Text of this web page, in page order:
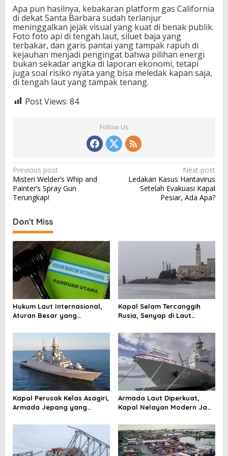
Apa pun hasilnya, kebakaran platform gas California
di dekat Santa Barbara sudah terlanjur
meninggalkan jejak visual yang kuat di benak publik.
Foto foto api di tengah laut, siluet baja yang
terbakar, dan garis pantai yang tampak rapuh di
kejauhan menjadi pengingat bahwa pilihan energi
bukan sekadar angka di laporan ekonomi, tetapi
juga soal risiko nyata yang bisa meledak kapan saja,
di tengah laut yang tampak tenang.
Post Views: 84
Follow Us
P
o
s
t
n
a
v
i
g
a
t
i
o
n
Previous post
Misteri Welder’s Whip and
Painter’s Spray Gun
Terungkap!
Next post
Ledakan Kasus Hantavirus
Setelah Evakuasi Kapal
Pesiar, Ada Apa?
Don't Miss
Hukum Laut Internasional,
Aturan Besar yang
Kapal Selam Tercanggih
Rusia, Senyap di Laut
Zircon
Kapal Perusak Kelas Asagiri,
Armada Jepang yang
Kapal Selam
Armada Laut Diperkuat,
Kapal Nelayan Modern Jadi